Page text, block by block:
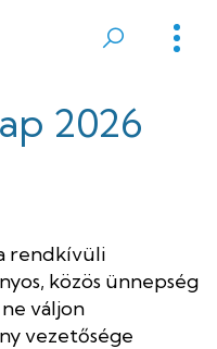
2026
rendkívüli
közös ünnepség
váljon
vezetősége